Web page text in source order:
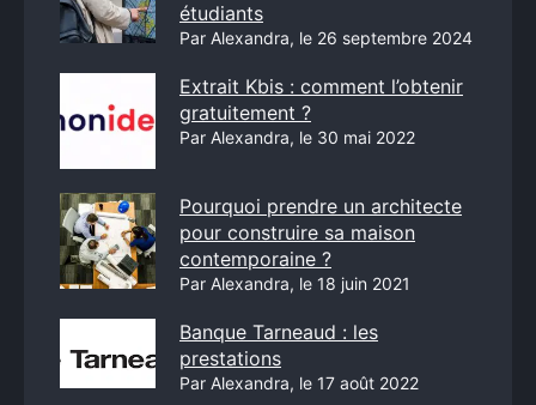
étudiants
Par Alexandra, le 26 septembre 2024
Extrait Kbis : comment l’obtenir
gratuitement ?
Par Alexandra, le 30 mai 2022
Pourquoi prendre un architecte
pour construire sa maison
contemporaine ?
Par Alexandra, le 18 juin 2021
Banque Tarneaud : les
prestations
Par Alexandra, le 17 août 2022